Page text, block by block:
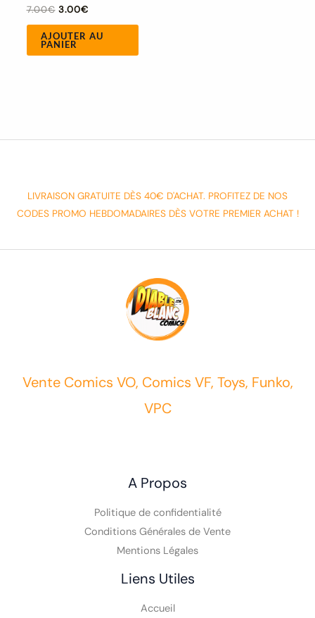
7.00€ 3.00€
AJOUTER AU
PANIER
LIVRAISON GRATUITE DÈS 40€ D'ACHAT. PROFITEZ DE NOS
CODES PROMO HEBDOMADAIRES DÈS VOTRE PREMIER ACHAT !
Vente Comics VO, Comics VF, Toys, Funko,
VPC
A Propos
Politique de confidentialité
Conditions Générales de Vente
Mentions Légales
Liens Utiles
Accueil